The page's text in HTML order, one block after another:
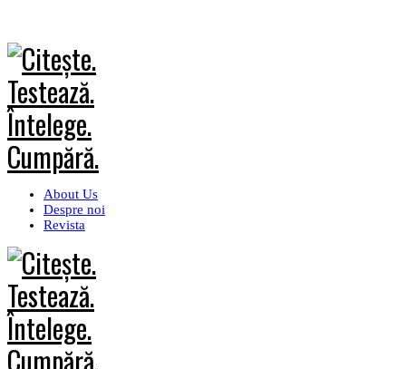
About Us
Despre noi
Revista